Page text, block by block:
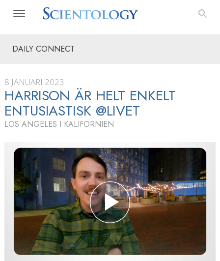
DAILY CONNECT
8 JANUARI 2023
HARRISON ÄR HELT ENKELT
ENTUSIASTISK @LIVET
LOS ANGELES I KALIFORNIEN